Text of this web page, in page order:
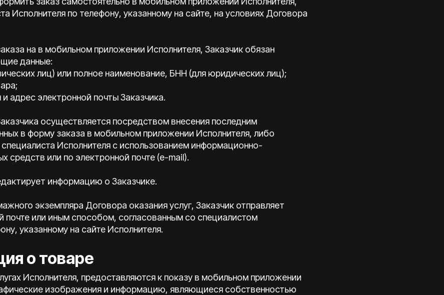
Исполнителя по телефону, указанному на сайте, на условиях Договора
на в мобильном приложении Исполнителя, Заказчик обязан
данные:
лиц) или полное наименование, БНН (для юридических лиц);
адрес электронной почты Заказчика.
осуществляется посредством внесения последним
в форму заказа в мобильном приложении Исполнителя, либо
специалиста Исполнителя с использованием информационно-
средств или по электронной почте (e-mail).
информацию о Заказчике.
экземпляра Договора оказания услуг, Заказчик отправляет
почте или иным способом, согласованным со специалистом
указанному на сайте Исполнителя.
о товаре
Исполнителя, предоставляются к показу в мобильном приложении
изображения и информацию, являющиеся собственностью